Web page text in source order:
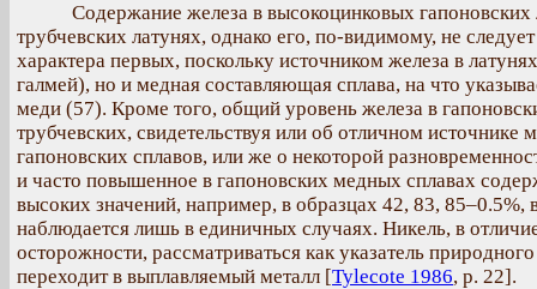
Содержание железа в высокоцинковых
трубчевских латунях, однако его, по-видимому, не
характера первых, поскольку источником железа в
галмей), но и медная составляющая сплава, на что
меди (57). Кроме того, общий уровень железа в
трубчевских, свидетельствуя или об отличном
гапоновских сплавов, или же о некоторой
и часто повышенное в гапоновских медных сплавах
высоких значений, например, в образцах 42, 83,
наблюдается лишь в единичных случаях. Никель, в
осторожности, рассматриваться как указатель
переходит в выплавляемый металл [Tylecote 1986, p. 22].